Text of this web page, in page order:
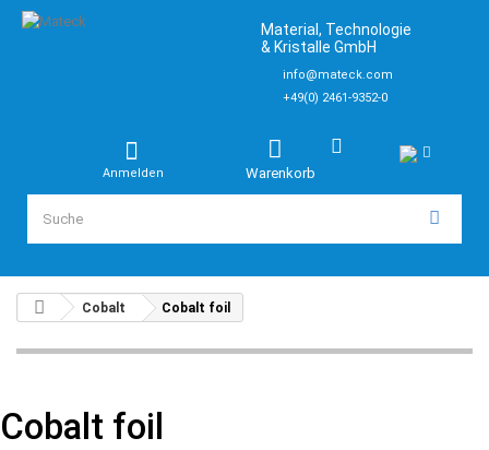
Material, Technologie
& Kristalle GmbH
info@mateck.com
+49(0) 2461-9352-0
Warenkorb
Anmelden
Cobalt Cobalt foil
Cobalt foil